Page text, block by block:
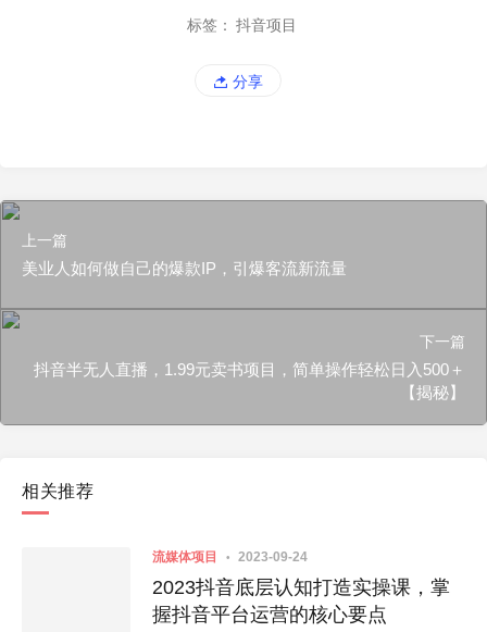
标签： 抖音项目
分享
上一篇
美业人如何做自己的爆款IP，引爆客流新流量
下一篇
抖音半无人直播，1.99元卖书项目，简单操作轻松日入500＋
【揭秘】
相关推荐
流媒体项目 2023-09-24
2023抖音底层认知打造实操课，掌
握抖音平台运营的核心要点